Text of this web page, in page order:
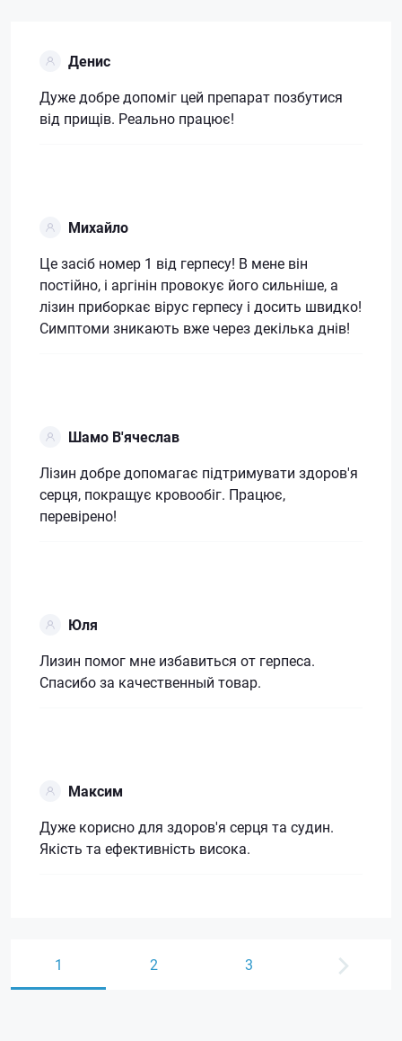
Денис
Дуже добре допоміг цей препарат позбутися
від прищів. Реально працює!
Михайло
Це засіб номер 1 від герпесу! В мене він
постійно, і аргінін провокує його сильніше, а
лізин приборкає вірус герпесу і досить швидко!
Симптоми зникають вже через декілька днів!
Шамо В'ячеслав
Лізин добре допомагає підтримувати здоров'я
серця, покращує кровообіг. Працює,
перевірено!
Юля
Лизин помог мне избавиться от герпеса.
Спасибо за качественный товар.
Максим
Дуже корисно для здоров'я серця та судин.
Якість та ефективність висока.
1 2 3